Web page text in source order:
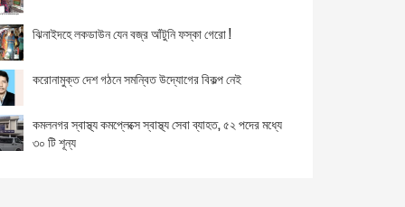
লকডাউনের তৃতীয় দিনেও অভিযান অব্যাহত
বিশ্বনাথে স্বাস্থ্যবিধি অমান্য করায় অর্থদণ্ড, ৮টি সিএনজি জব্দ
ঝিনাইদহে লকডাউন যেন বজ্র আঁটুনি ফস্কা গেরো !
করোনামুক্ত দেশ গঠনে সমন্বিত উদ্যোগের বিকল্প নেই
কমলনগর স্বাস্থ্য কমপ্লেক্সে স্বাস্থ্য সেবা ব্যাহত, ৫২ পদের মধ্যে
৩০ টি শূন্য